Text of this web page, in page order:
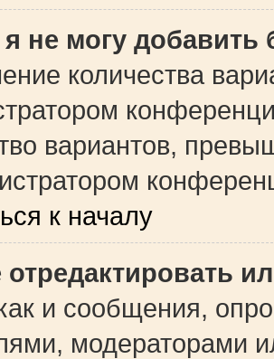
не могу добавить
количества
вариантов,
к началу
отредактировать
и сообщения,
модераторами